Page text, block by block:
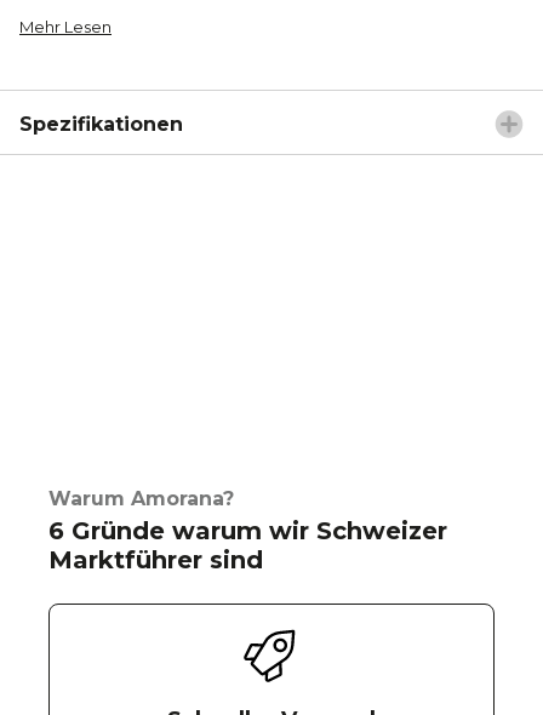
Mehr Lesen
Spezifikationen
Warum Amorana?
6 Gründe warum wir Schweizer
Marktführer sind